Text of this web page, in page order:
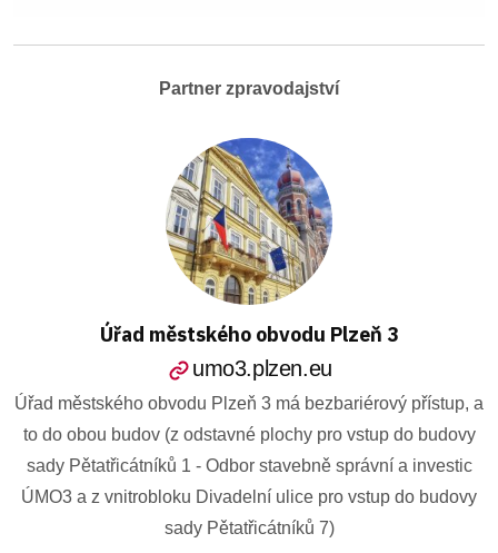
Partner zpravodajství
Úřad městského obvodu Plzeň 3
umo3.plzen.eu
Úřad městského obvodu Plzeň 3 má bezbariérový přístup, a
to do obou budov (z odstavné plochy pro vstup do budovy
sady Pětatřicátníků 1 - Odbor stavebně správní a investic
ÚMO3 a z vnitrobloku Divadelní ulice pro vstup do budovy
sady Pětatřicátníků 7)